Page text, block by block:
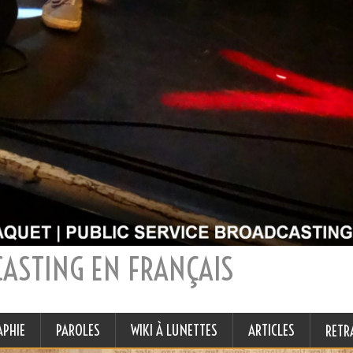
EN FRANÇAIS
PAROLES WIKI À LUNETTES ARTICLES